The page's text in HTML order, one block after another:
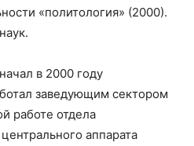
«политология» (2000).
в 2000 году
заведующим сектором
работе отдела
аппарата